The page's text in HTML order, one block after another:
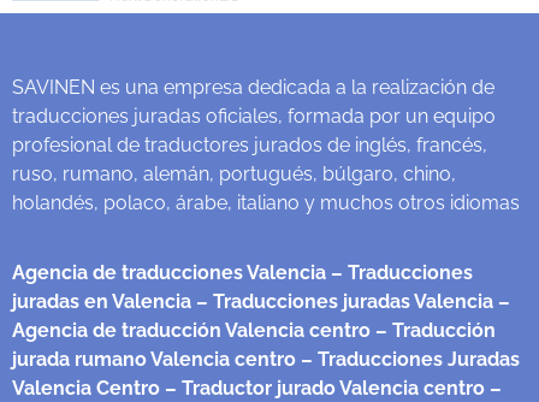
SAVINEN es una empresa dedicada a la realización de
traducciones juradas oficiales, formada por un equipo
profesional de traductores jurados de inglés, francés,
ruso, rumano, alemán, portugués, búlgaro, chino,
holandés, polaco, árabe, italiano y muchos otros idiomas
Agencia de traducciones Valencia – Traducciones
juradas en Valencia – Traducciones juradas Valencia –
Agencia de traducción Valencia centro – Traducción
jurada rumano Valencia centro – Traducciones Juradas
Valencia Centro – Traductor jurado Valencia centro –